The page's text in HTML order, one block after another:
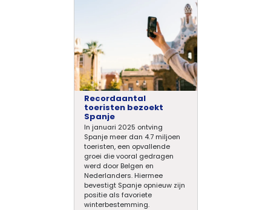
Recordaantal
toeristen bezoekt
Spanje
In januari 2025 ontving
Spanje meer dan 4.7 miljoen
toeristen, een opvallende
groei die vooral gedragen
werd door Belgen en
Nederlanders. Hiermee
bevestigt Spanje opnieuw zijn
positie als favoriete
winterbestemming.